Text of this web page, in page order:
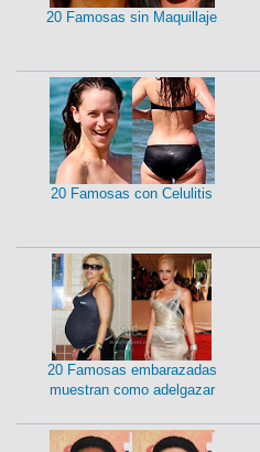
20 Famosas sin Maquillaje
20 Famosas con Celulitis
20 Famosas embarazadas
muestran como adelgazar